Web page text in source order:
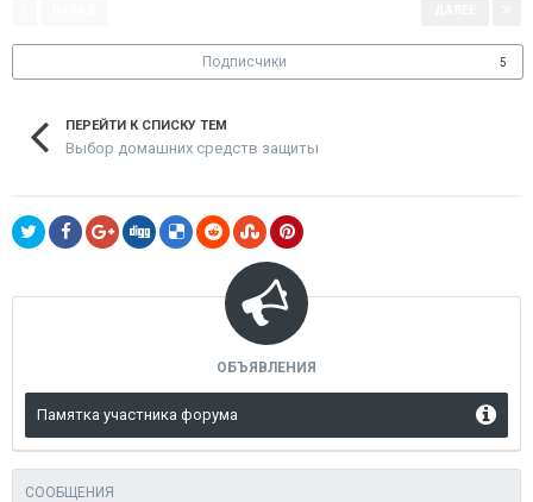
Подписчики 5
ПЕРЕЙТИ К СПИСКУ ТЕМ
Выбор домашних средств защиты
ОБЪЯВЛЕНИЯ
Памятка участника форума
СООБЩЕНИЯ